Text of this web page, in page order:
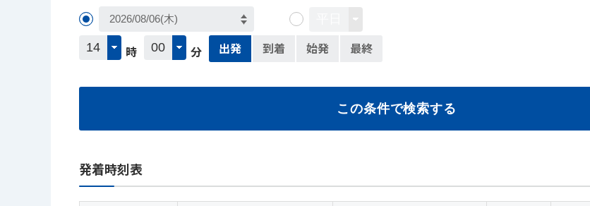
時 分 出発 到着 始発 最終
この条件で検索する
発着時刻表